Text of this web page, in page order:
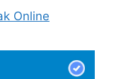
Online